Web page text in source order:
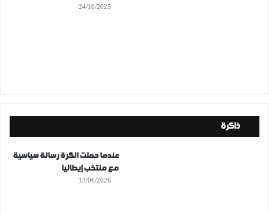
24/10/2025
ذاكرة
عندما حملت الكرة رسالة سياسية
مع منتخب إيطاليا
13/06/2026